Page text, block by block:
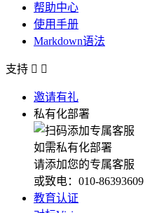
帮助中心
使用手册
Markdown语法
支持  
邀请有礼
私有化部署
如需私有化部署
请添加您的专属客服
或致电：010-86393609
教育认证